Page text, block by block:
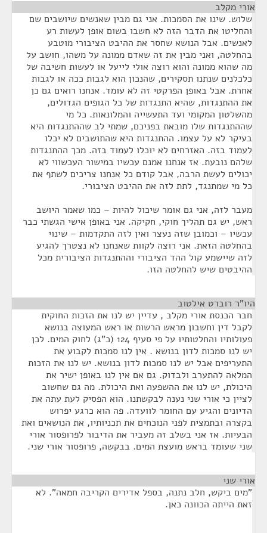
אורי מקלב
שלוש. שינו את הסמכות. אני גם מבין שאנשים שיושבים שם
והחליטו את הדבר הזה לא חשבו בשום אופן לעשות רע
לאנשים. אבל הנושא שחסר את ההיבט הציבורי מוטבע
בהחלטה, ואני מבין את זה שאדם ממונה על משהו, חושב על
מה שהוא ממונה והוא רוצה אולי לייעל או לעשות חשיבה של
כלכלנים שנתנו תסקירים, שהנכון הוא לגבות ככה או לגבות
אחרת. אבל באופן הפרקטי זה לא עומד. אנחנו רואים גם כן
את ההתנגדות, שהיא התנגדות של כל הגופים הגדולים,
מהשלטון המקומי ועד התעשייה והמלונאות. כל מי
שההתנגדות שלו מובאת בפניכם, שמתי לב שההתנגדות היא
בעיקר לא על עצמו. ההתנגדות היא שהתושבים לא יכלו
לעמוד בזה. האזרחים לא יוכלו לעמוד בזה. מכך ההתנגדות
שלהם נובעת. אז אנחנו אמנם עכשיו במישור העכשווי לא
יכולים לעשת הרבה, אבל קודם כל אנחנו צריכים לשתף את
כל מי שמתנגד, לתת לזה את ההיבט הציבורי.
מעבר לזה, אני גם אומר שיכול להיות – כמו שאמר היושב
ראש, יש גם תהליך חוקי, חקיקה. אני באופן אישי הגשתי כבר
עכשיו – וכמובן שזה נעצר ואין לזה התקדמות – שינוי
בהחלטה הזאת. אני רוצה לקוות שאנחנו לא נצטרך להגיע
לזה שיישמע קול ההד הציבורי וההתנגדות הציבורית מכל
ההיבטים שיש להחלטה הזו.
היו"ר רוברט אילטוב
חבר הכנסת אורי מקלב , עדיין יש לנו את הזכות החוקית
לקבל דין וחשבון מראש הרשות או ראש המעוצה בנושא
פעולותיו והחלטותיו על פי סעיף 124 (כ"ג) לחוק המים. לכן
יש לנו סמכות לדון בנושא . אין לנו סמכות לקבוע את
התעריפים אבל יש לנו סמכות לדון בנושא. יש לנו את הזכות
המלאה להתערב ולבדוק. גם אם אין לנו באופן ישיר את
היכולת, יש לנו את ההשפעה ואת היכולת. מה גם שחשוב
לציין כי אורי שני נענה לבקשתנו. הוא הפסיק לעת עתה את
הדיונים והגיע עם החומר לוועדה. פה הוא כרגע יפרוש
בקצרה ובתמצית לפני הנוכחים את תכניותיו, את הנושאים ואת
הבעיות. אז אני בשלב זה מעביר את הדיבור לפרופסור אורי
שני שעומד בראש מועצת המים. בבקשה, פרופסור אורי שני.
אורי שני
"מים ביקש, חלב נתנה, בספל אדירים הקריבה חמאה". לא
זאת הייתה הכוונה כאן.